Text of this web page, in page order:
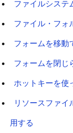
ファイルシステ
ファイル・フォ
フォームを移動
フォームを閉じ
ホットキーを使
リソースファイ
用する